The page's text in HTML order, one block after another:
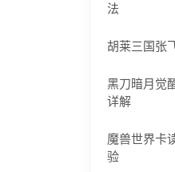
法
胡莱三国张
黑刀暗月觉
详解
魔兽世界卡
验